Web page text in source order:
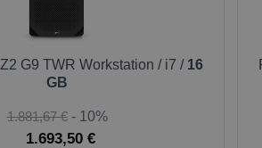
Z2 G9 TWR Workstation / i7 / 16
GB
1.881,67 € - 10%
1.693,50 €